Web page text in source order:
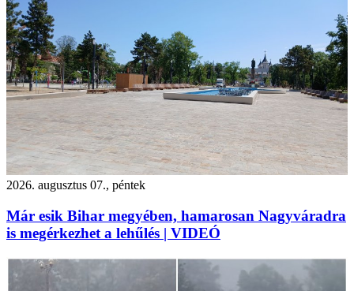
2026. augusztus 07., péntek
Már esik Bihar megyében, hamarosan Nagyváradra
is megérkezhet a lehűlés | VIDEÓ